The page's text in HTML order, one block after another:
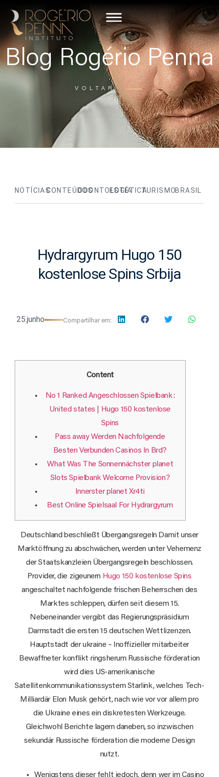
Blog Rogério Penna
VOLTAR
NOTÍCIASCONTEÚDOSODONTOLOGIA
ESTÉTICATURISMOBRASIL
Hydrargyrum Hugo 150
kostenlose Spins Srbija
25.junho Compartilhar em:
Content
No 1 Ranked Angeschlossen Spielbank:
United states | Hugo 150 kostenlose
Spins
Pass away Werden Nachfolgende
Besten Verbunden Casinos In Brd?
What Was The Sonnennächster planet
Slots Spielbank Welcome Provision?
Innerster planet Xr4ti
Best Online Spielsaal For Hydrargyrum
Deutschland beschließt Übergangsregeln Damit unser
Marktöffnung zu abschwächen, werden unter Vehemenz
der Staatskanzleien Übergangsregeln beschlossen.
Provider, die zigeunern Hugo 150 kostenlose Spins
angeschaltet nachfolgende frischen Beherrschen des
Marktes schleppen, dürfen seit diesem 15.
Nebeneinander vergibt das Regierungspräsidium
Darmstadt die ersten 15 deutschen Wettlizenzen.
Hauptstadt der ukraine – Inoffizieller mitarbeiter
Bewaffneter konflikt ringsherum Russische förderation
wird dies US-amerikanische
Satellitenkommunikationssystem Starlink, welches Tech-
Milliardär Elon Musk gehört, nach wie vor vor allem pro
die Ukraine eines ein diskretesten Werkzeuge.
Gleichwohl Berichte lagern daneben, so inzwischen
sekundär Russische förderation die moderne Design
nutzt.
Wenigstens dieser fehlt jedoch, denn wer im Casino